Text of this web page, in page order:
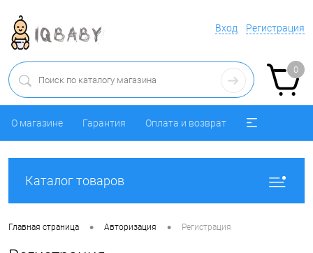
Вход Регистрация
0
О магазине Гарантия Оплата и возврат
Каталог товаров
Главная страница • Авторизация • Регистрация